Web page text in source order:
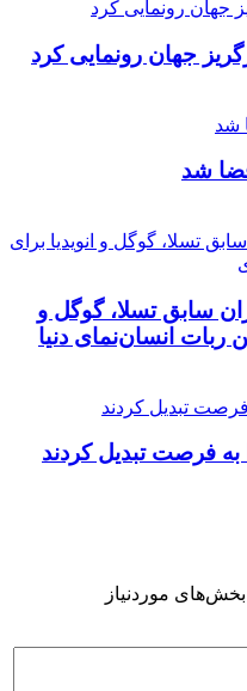
جهان رونمایی کرد
فضا شد
سابق تسلا، گوگل و
ربات انسان‌نمای دنیا
به فرصت تبدیل کردند
بخش‌های موردنیاز